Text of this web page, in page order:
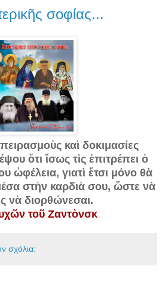
σοφίας...
καὶ δοκιμασίες
ὅτι ἴσως τὶς ἐπιτρέπει ὁ
ὠφέλεια, γιατὶ ἔτσι μόνο θὰ
στὴν καρδιὰ σου, ὥστε νὰ
νὰ διορθώνεσαι.
τοῦ Ζαντὸνσκ
σχόλια: